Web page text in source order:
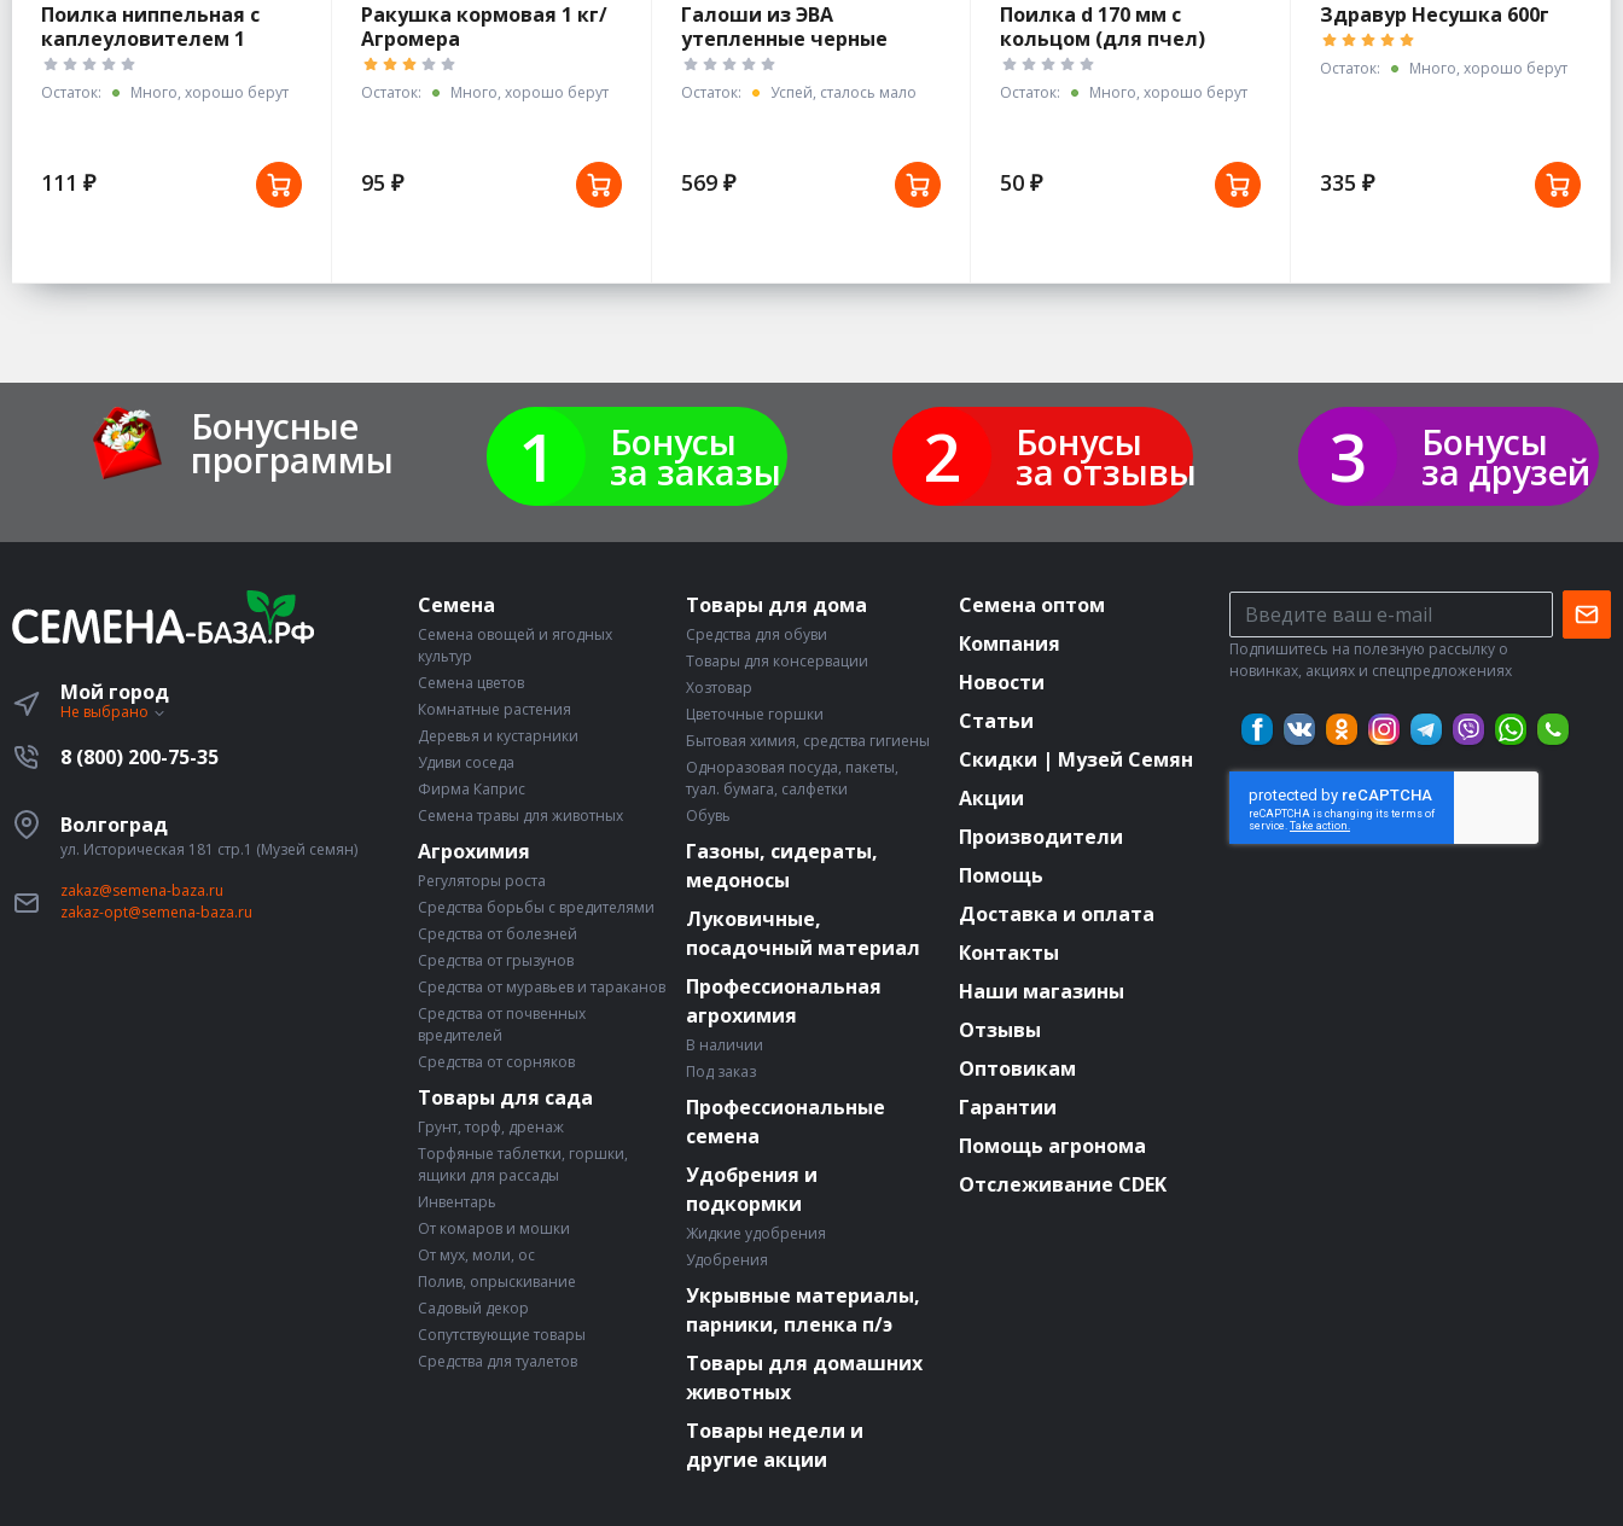
Поилка ниппельная с
каплеуловителем 1
чашечная
Остаток: Много, хорошо берут
111 ₽
Ракушка кормовая 1 кг/
Агромера
Остаток: Много, хорошо берут
95 ₽
Галоши из ЭВА
утепленные черные
арт.С-34У р.36
Остаток: Успей, сталось мало
569 ₽
Поилка d 170 мм с
кольцом (для пчел)
Остаток: Много, хорошо берут
50 ₽
Здравур Несушка 600г
Остаток: Много, хорошо берут
335 ₽
Бонусные
программы 1 Бонусы
за заказы 2 Бонусы
за отзывы 3 Бонусы
за друзей
Мой город
Не выбрано
8 (800) 200-75-35
Волгоград
ул. Историческая 181 стр.1 (Музей семян)
zakaz@semena-baza.ru
zakaz-opt@semena-baza.ru
Семена
Семена овощей и ягодных
культур
Семена цветов
Комнатные растения
Деревья и кустарники
Удиви соседа
Фирма Каприс
Семена травы для животных
Агрохимия
Регуляторы роста
Средства борьбы с вредителями
Средства от болезней
Средства от грызунов
Средства от муравьев и тараканов
Средства от почвенных
вредителей
Средства от сорняков
Товары для сада
Грунт, торф, дренаж
Торфяные таблетки, горшки,
ящики для рассады
Инвентарь
От комаров и мошки
От мух, моли, ос
Полив, опрыскивание
Садовый декор
Сопутствующие товары
Средства для туалетов
Товары для дома
Средства для обуви
Товары для консервации
Хозтовар
Цветочные горшки
Бытовая химия, средства гигиены
Одноразовая посуда, пакеты,
туал. бумага, салфетки
Обувь
Газоны, сидераты,
медоносы
Луковичные,
посадочный материал
Профессиональная
агрохимия
В наличии
Под заказ
Профессиональные
семена
Удобрения и
подкормки
Жидкие удобрения
Удобрения
Укрывные материалы,
парники, пленка п/э
Товары для домашних
животных
Товары недели и
другие акции
Семена оптом
Компания
Новости
Статьи
Скидки | Музей Семян
Акции
Производители
Помощь
Доставка и оплата
Контакты
Наши магазины
Отзывы
Оптовикам
Гарантии
Помощь агронома
Отслеживание CDEK
Подпишитесь на полезную рассылку о
новинках, акциях и спецпредложениях